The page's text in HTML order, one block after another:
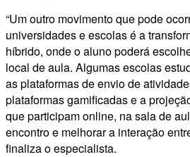
“Um outro movimento que pode
universidades e escolas é a
híbrido, onde o aluno poderá
local de aula. Algumas escolas
as plataformas de envio de
plataformas gamificadas e a
que participam online, na sala de
encontro e melhorar a interação
finaliza o especialista.